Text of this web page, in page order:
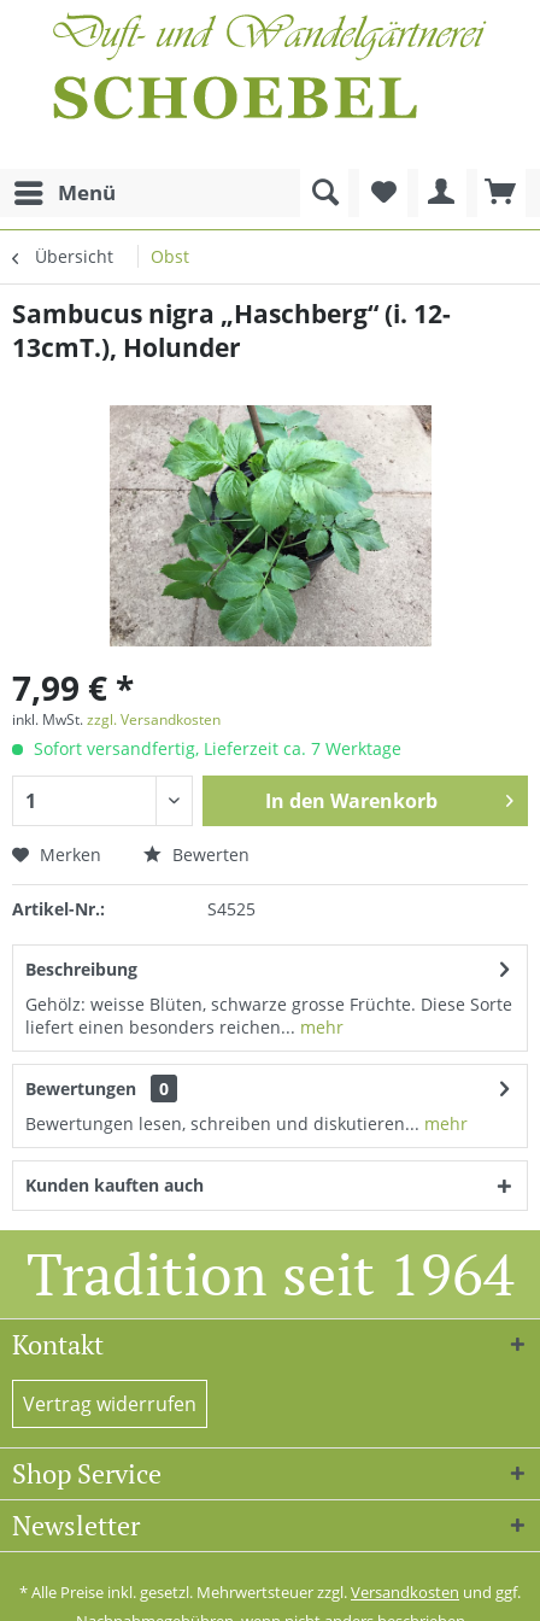
Menü
Übersicht Obst
Sambucus nigra „Haschberg“ (i. 12-
13cmT.), Holunder
7,99 € *
inkl. MwSt.zzgl. Versandkosten
Sofort versandfertig, Lieferzeit ca. 7 Werktage
In den Warenkorb
Merken Bewerten
Artikel-Nr.: S4525
Beschreibung
Gehölz: weisse Blüten, schwarze grosse Früchte. Diese Sorte
liefert einen besonders reichen... mehr
Bewertungen
0
Bewertungen lesen, schreiben und diskutieren... mehr
Kunden kauften auch
Tradition seit 1964
Kontakt
Vertrag widerrufen
Shop Service
Newsletter
* Alle Preise inkl. gesetzl. Mehrwertsteuer zzgl.Versandkosten und ggf.